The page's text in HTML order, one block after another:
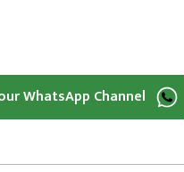
WhatsApp Channel